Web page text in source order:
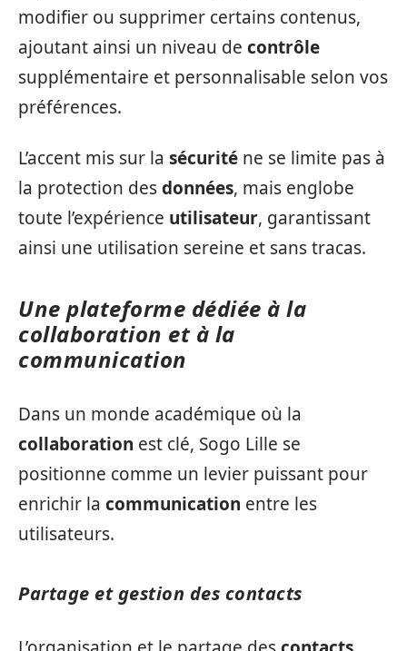
modifier ou supprimer certains contenus,
ajoutant ainsi un niveau de contrôle
supplémentaire et personnalisable selon vos
préférences.
L’accent mis sur la sécurité ne se limite pas à
la protection desdonnées, mais englobe
toute l’expérience utilisateur, garantissant
ainsi une utilisation sereine et sans tracas.
Une plateforme dédiée à la
collaboration et à la
communication
Dans un monde académique où la
collaboration est clé, Sogo Lille se
positionne comme un levier puissant pour
enrichir la communication entre les
utilisateurs.
Partage et gestion des contacts